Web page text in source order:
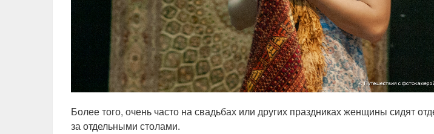
Более того, очень часто на свадьбах или других праздниках женщины сидят
за отдельными столами.